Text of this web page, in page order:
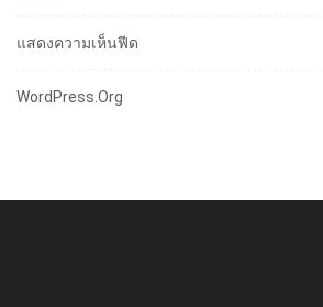
แสดงความเห็นฟีด
WordPress.org